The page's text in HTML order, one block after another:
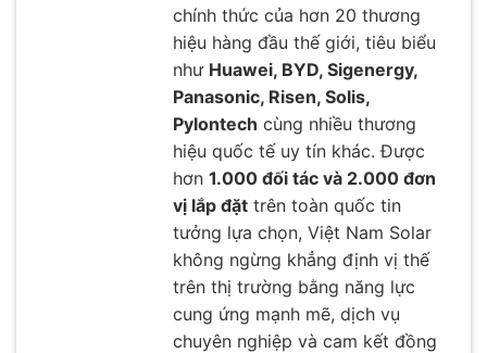
chính thức của hơn 20 thương
hiệu hàng đầu thế giới, tiêu biểu
như Huawei, BYD, Sigenergy,
Panasonic, Risen, Solis,
Pylontech cùng nhiều thương
hiệu quốc tế uy tín khác. Được
hơn 1.000 đối tác và 2.000 đơn
vị lắp đặt trên toàn quốc tin
tưởng lựa chọn, Việt Nam Solar
không ngừng khẳng định vị thế
trên thị trường bằng năng lực
cung ứng mạnh mẽ, dịch vụ
chuyên nghiệp và cam kết đồng